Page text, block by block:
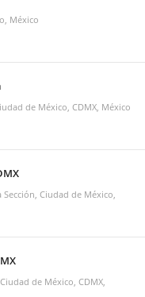
México
de México, CDMX, México
Sección, Ciudad de México,
de México, CDMX,